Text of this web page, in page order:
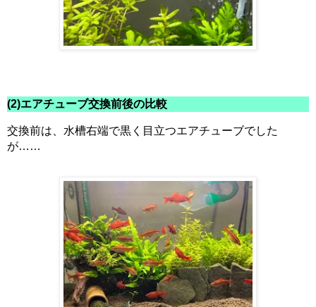
(2)エアチューブ交換前後の比較
交換前は、水槽右端で黒く目立つエアチューブでした
が……